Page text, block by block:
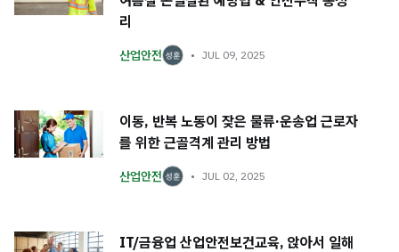
리
산업안전 JUL 09, 2025
이동, 반복 노동이 잦은 물류·운송업 근로자
를 위한 근골격계 관리 방법
산업안전 JUL 02, 2025
IT/금융업 산업안전보건교육, 앉아서 일해